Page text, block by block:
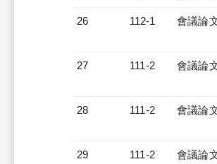
26 112-1 會議論
27 111-2 會議論
28 111-2 會議論
29 111-2 會議論